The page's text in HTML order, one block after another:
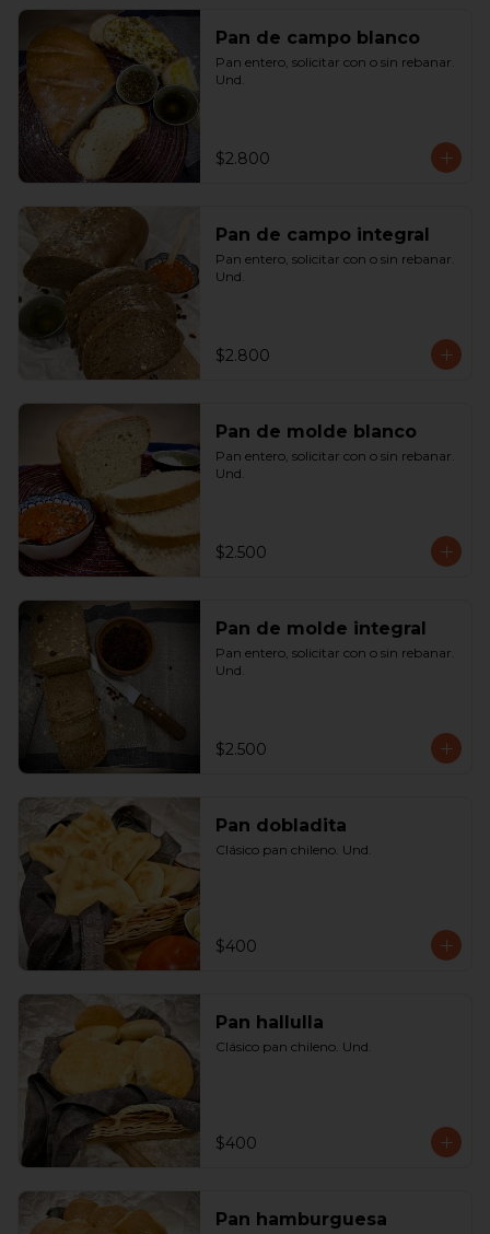
Pan de campo blanco
Pan entero, solicitar con o sin rebanar.
Und.
$2.800
Pan de campo integral
Pan entero, solicitar con o sin rebanar.
Und.
$2.800
Pan de molde blanco
Pan entero, solicitar con o sin rebanar.
Und.
$2.500
Pan de molde integral
Pan entero, solicitar con o sin rebanar.
Und.
$2.500
Pan dobladita
Clásico pan chileno. Und.
$400
Pan hallulla
Clásico pan chileno. Und.
$400
Pan hamburguesa